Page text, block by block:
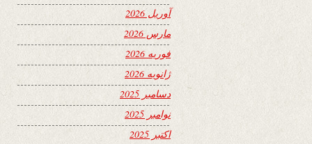
آوریل 2026
مارس 2026
فوریه 2026
ژانویه 2026
دسامبر 2025
نوامبر 2025
اکتبر 2025